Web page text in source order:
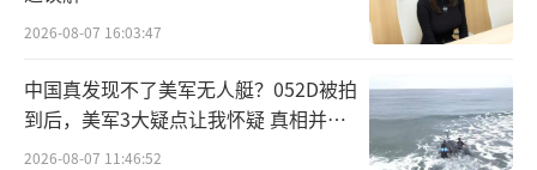
2026-08-07 16:03:47
中国真发现不了美军无人艇？052D被拍
到后，美军3大疑点让我怀疑 真相并非
如此
2026-08-07 11:46:52